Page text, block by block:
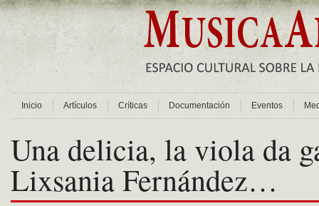
Inicio Artículos Críticas Documentación Eventos
Una delicia, la viola da
Lixsania Fernández…